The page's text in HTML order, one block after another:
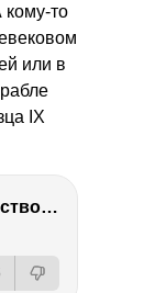
кому-то
или в
IX
Антон Немцов — убийство Бориса Немцова, переезд в Дубай, семья и политика